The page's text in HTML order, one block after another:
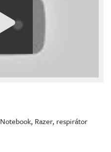
Notebook, Razer, respirátor